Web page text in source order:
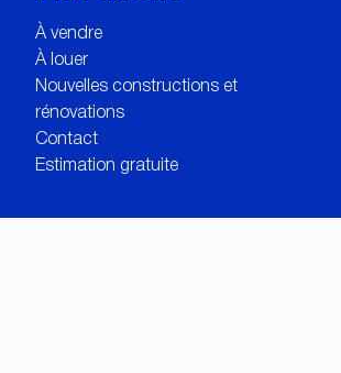
À vendre
À louer
Nouvelles constructions et
rénovations
Contact
Estimation gratuite